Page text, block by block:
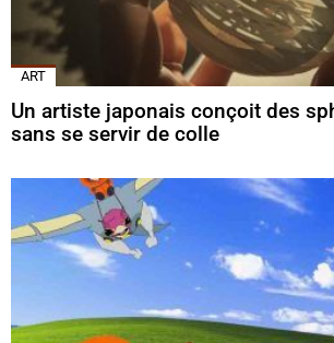
ART
Un artiste japonais conçoit des
sans se servir de colle